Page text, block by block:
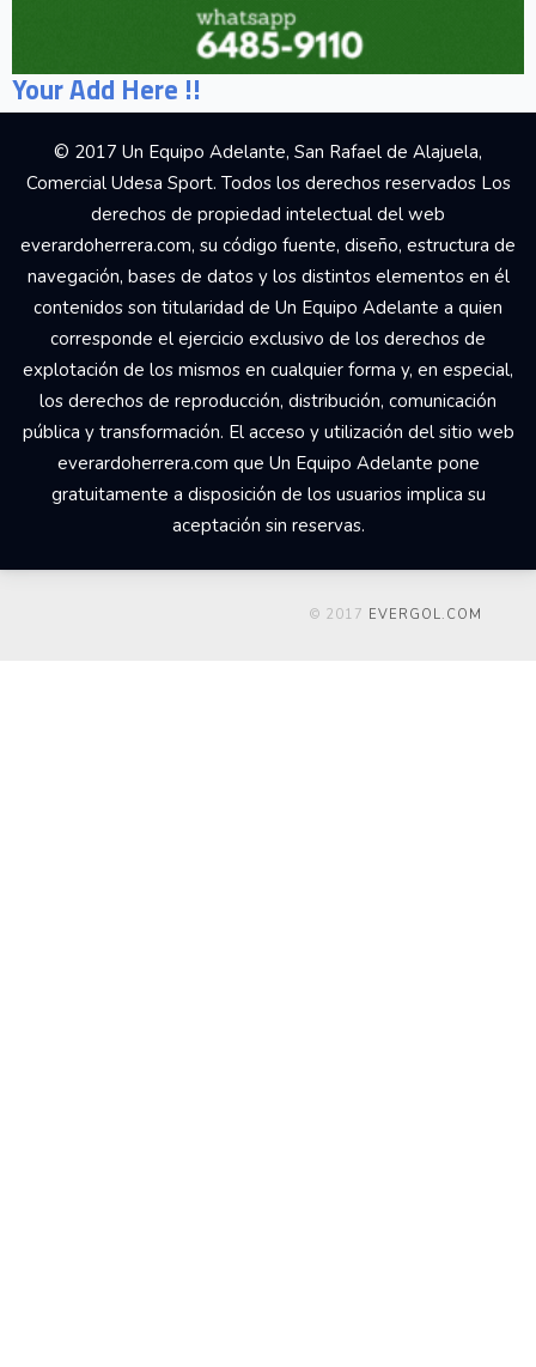
Your Add Here !!
© 2017 Un Equipo Adelante, San Rafael de Alajuela,
Comercial Udesa Sport. Todos los derechos reservados Los
derechos de propiedad intelectual del web
everardoherrera.com, su código fuente, diseño, estructura de
navegación, bases de datos y los distintos elementos en él
contenidos son titularidad de Un Equipo Adelante a quien
corresponde el ejercicio exclusivo de los derechos de
explotación de los mismos en cualquier forma y, en especial,
los derechos de reproducción, distribución, comunicación
pública y transformación. El acceso y utilización del sitio web
everardoherrera.com que Un Equipo Adelante pone
gratuitamente a disposición de los usuarios implica su
aceptación sin reservas.
© 2017 EVERGOL.COM